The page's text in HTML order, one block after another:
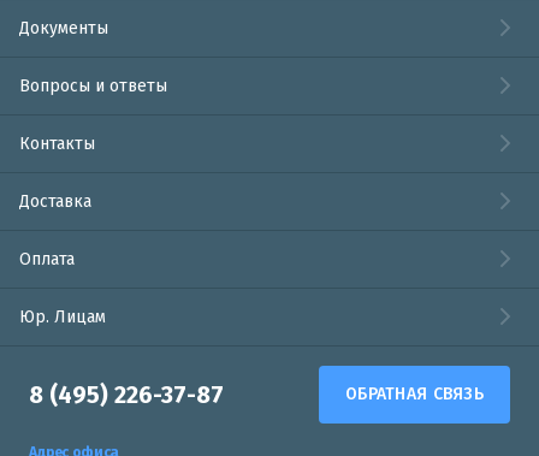
Документы
Вопросы и ответы
Контакты
Доставка
Оплата
Юр. Лицам
8 (495) 226-37-87 ОБРАТНАЯ СВЯЗЬ
Адрес офиса